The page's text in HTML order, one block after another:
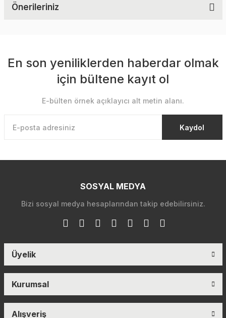
Önerileriniz
En son yeniliklerden haberdar olmak
için bültene kayıt ol
E-bülten örnek açıklayıcı alt metin alanı.
Kaydol
SOSYAL MEDYA
Bizi sosyal medya hesaplarından takip edebilirsiniz.
Üyelik
Kurumsal
Alışveriş